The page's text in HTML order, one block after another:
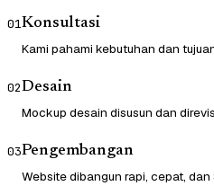
01Konsultasi
Kami pahami kebutuhan dan
02Desain
Mockup desain disusun dan
03Pengembangan
Website dibangun rapi, cepat,